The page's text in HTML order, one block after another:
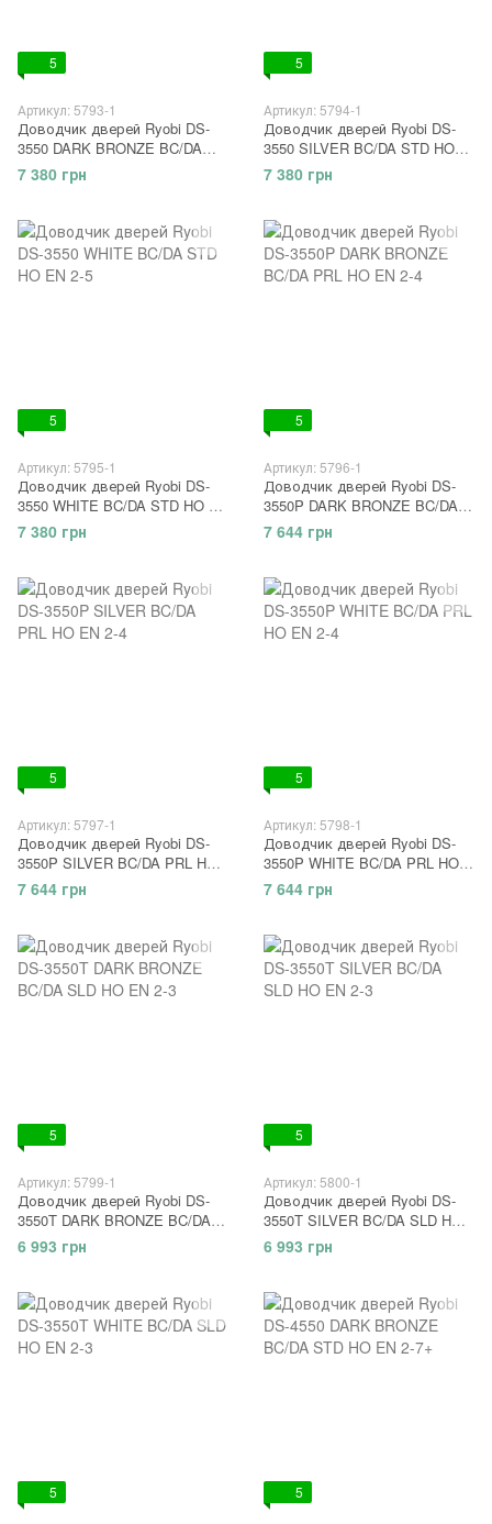
5
Артикул: 5793-1
Доводчик дверей Ryobi DS-
3550 DARK BRONZE BC/DA
STD HO EN 2-5
7 380 грн
5
Артикул: 5794-1
Доводчик дверей Ryobi DS-
3550 SILVER BC/DA STD HO
EN 2-5
7 380 грн
5
Артикул: 5795-1
Доводчик дверей Ryobi DS-
3550 WHITE BC/DA STD HO EN
2-5
7 380 грн
5
Артикул: 5796-1
Доводчик дверей Ryobi DS-
3550P DARK BRONZE BC/DA
PRL HO EN 2-4
7 644 грн
5
Артикул: 5797-1
Доводчик дверей Ryobi DS-
3550P SILVER BC/DA PRL HO
EN 2-4
7 644 грн
5
Артикул: 5798-1
Доводчик дверей Ryobi DS-
3550P WHITE BC/DA PRL HO
EN 2-4
7 644 грн
5
Артикул: 5799-1
Доводчик дверей Ryobi DS-
3550T DARK BRONZE BC/DA
SLD HO EN 2-3
6 993 грн
5
Артикул: 5800-1
Доводчик дверей Ryobi DS-
3550T SILVER BC/DA SLD HO
EN 2-3
6 993 грн
5 5